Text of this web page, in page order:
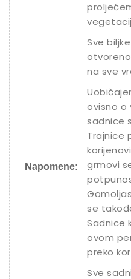
Napomene:
Sve
na sve
ovisno o
sadnice
Trajnice
grmovi
se
Sadnice
ovom
preko
Sve